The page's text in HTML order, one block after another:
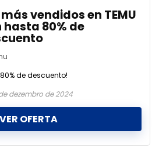
más vendidos en TEMU
hasta 80% de
de descuento!
dezembro de 2024
VER OFERTA